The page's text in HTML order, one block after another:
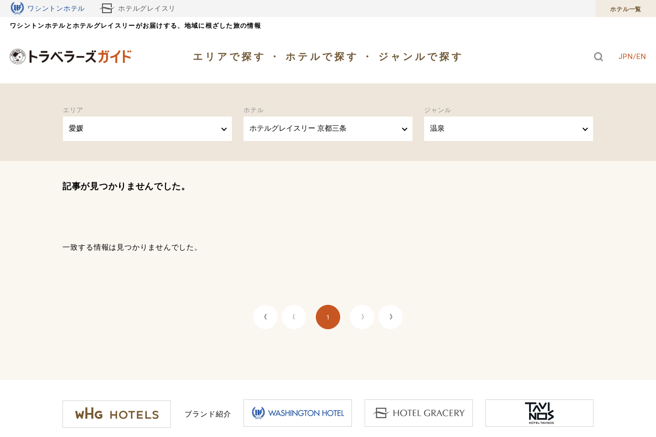
ワシントンホテル ホテルグレイスリ
ー
ホテル一覧
ワシントンホテルとホテルグレイスリーがお届けする、 地域に根ざした旅の情報
エリアで探す ホテルで探す ジャンルで探す JPN/EN
エリア
愛媛
ホテル
ホテルグレイスリー 京都三条
ジャンル
温泉
記事が見つかりませんでした。
一致する情報は見つかりませんでした。
《 〈 1 〉 》
ブランド紹介